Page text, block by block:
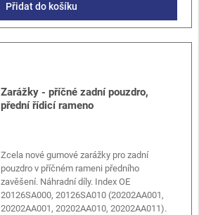
Přidat do košíku
Zarážky - příčné zadní pouzdro,
přední řídicí rameno
Zcela nové gumové zarážky pro zadní
pouzdro v příčném rameni předního
zavěšení. Náhradní díly. Index OE
20126SA000, 20126SA010 (20202AA001,
20202AA001, 20202AA010, 20202AA011).